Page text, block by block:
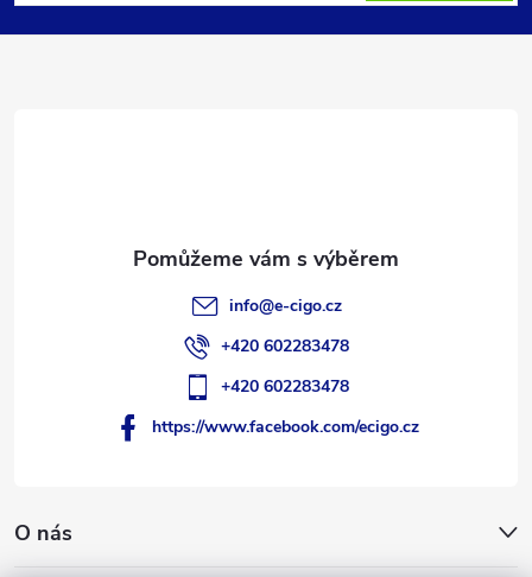
p
O nás
info@e-cigo.cz
+420 602283478
+420 602283478
https://www.facebook.com/ecigo.cz